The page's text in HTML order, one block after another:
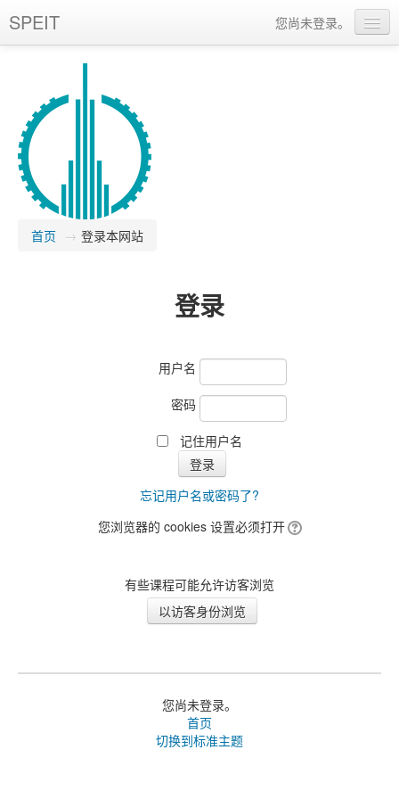
SPEIT
您尚未登录。
首页 → 登录本网站
登录
用户名
密码
记住用户名
忘记用户名或密码了?
您浏览器的 cookies 设置必须打开
有些课程可能允许访客浏览
您尚未登录。
首页
切换到标准主题